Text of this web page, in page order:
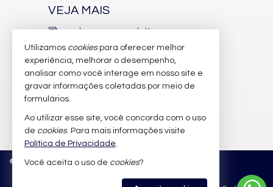
Entrada para Banhistas
Box de Praia
Hall Decorado e Mobiliado
Infra para Veículos Elétricos
Lounge
Estar Social
Acessibilidade para PNE
Hidromassagem
VEJA MAIS
receba nosso newsletter
indicadores financeiros
cadastre seu imóvel
imóveis favoritos
mapa de imóveis
© 2026 CRECI/SC 6.388-J Política de Privacidade
Utilizamos cookiespara oferecer melhor
experiência, melhorar o desempenho,
analisar como você interage em nosso site e
gravar informações coletadas por meio de
formulários.
Ao utilizar esse site, você concorda com o uso
de cookies. Para mais informações visite
Política de Privacidade.
Você aceita o uso de cookies?